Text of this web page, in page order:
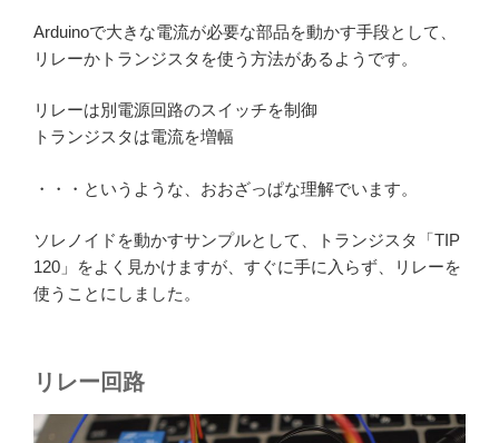
Arduinoで大きな電流が必要な部品を動かす手段として、
リレーかトランジスタを使う方法があるようです。
リレーは別電源回路のスイッチを制御
トランジスタは電流を増幅
・・・というような、おおざっぱな理解でいます。
ソレノイドを動かすサンプルとして、トランジスタ「TIP
120」をよく見かけますが、すぐに手に入らず、リレーを
使うことにしました。
リレー回路